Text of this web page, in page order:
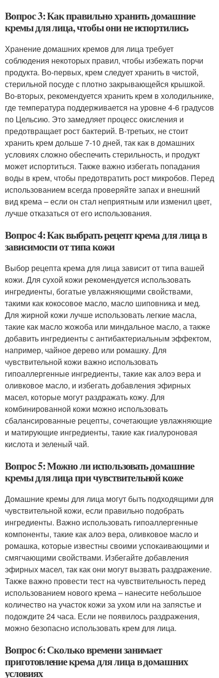
Вопрос 3: Как правильно хранить домашние
кремы для лица, чтобы они не испортились
Хранение домашних кремов для лица требует
соблюдения некоторых правил, чтобы избежать порчи
продукта. Во-первых, крем следует хранить в чистой,
стерильной посуде с плотно закрывающейся крышкой.
Во-вторых, рекомендуется хранить крем в холодильнике,
где температура поддерживается на уровне 4-6 градусов
по Цельсию. Это замедляет процесс окисления и
предотвращает рост бактерий. В-третьих, не стоит
хранить крем дольше 7-10 дней, так как в домашних
условиях сложно обеспечить стерильность, и продукт
может испортиться. Также важно избегать попадания
воды в крем, чтобы предотвратить рост микробов. Перед
использованием всегда проверяйте запах и внешний
вид крема – если он стал неприятным или изменил цвет,
лучше отказаться от его использования.
Вопрос 4: Как выбрать рецепт крема для лица в
зависимости от типа кожи
Выбор рецепта крема для лица зависит от типа вашей
кожи. Для сухой кожи рекомендуется использовать
ингредиенты, богатые увлажняющими свойствами,
такими как кокосовое масло, масло шиповника и мед.
Для жирной кожи лучше использовать легкие масла,
такие как масло жожоба или миндальное масло, а также
добавить ингредиенты с антибактериальным эффектом,
например, чайное дерево или ромашку. Для
чувствительной кожи важно использовать
гипоаллергенные ингредиенты, такие как алоэ вера и
оливковое масло, и избегать добавления эфирных
масел, которые могут раздражать кожу. Для
комбинированной кожи можно использовать
сбалансированные рецепты, сочетающие увлажняющие
и матирующие ингредиенты, такие как гиалуроновая
кислота и зеленый чай.
Вопрос 5: Можно ли использовать домашние
кремы для лица при чувствительной коже
Домашние кремы для лица могут быть подходящими для
чувствительной кожи, если правильно подобрать
ингредиенты. Важно использовать гипоаллергенные
компоненты, такие как алоэ вера, оливковое масло и
ромашка, которые известны своими успокаивающими и
смягчающими свойствами. Избегайте добавления
эфирных масел, так как они могут вызвать раздражение.
Также важно провести тест на чувствительность перед
использованием нового крема – нанесите небольшое
количество на участок кожи за ухом или на запястье и
подождите 24 часа. Если не появилось раздражения,
можно безопасно использовать крем для лица.
Вопрос 6: Сколько времени занимает
приготовление крема для лица в домашних
условиях